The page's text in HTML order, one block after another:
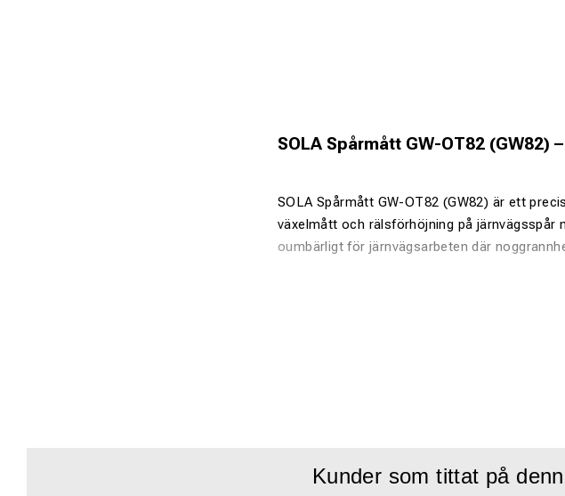
SOLA Spårmått GW-OT82 (GW82)
SOLA Spårmått GW-OT82 (GW82) är ett
växelmått och rälsförhöjning på järnvägsspår
oumbärligt för järnvägsarbeten där
Kunder som tittat på